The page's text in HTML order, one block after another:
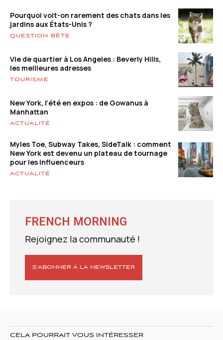
Pourquoi voit-on rarement des chats dans les
jardins aux États-Unis ?
QUESTION BÊTE
Vie de quartier à Los Angeles : Beverly Hills,
les meilleures adresses
TOURISME
New York, l’été en expos : de Gowanus à
Manhattan
ACTUALITÉ
Myles Toe, Subway Takes, SideTalk : comment
New York est devenu un plateau de tournage
pour les influenceurs
ACTUALITÉ
FRENCH MORNING
Rejoignez la communauté !
S’ABONNER À LA NEWSLETTER
CELA POURRAIT VOUS INTÉRESSER